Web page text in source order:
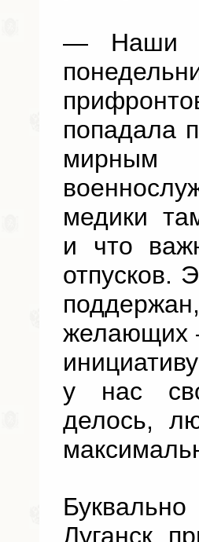
—
Наши
попадала
медики
и что
отпусков.
желающих
у нас
делось,
Луганск